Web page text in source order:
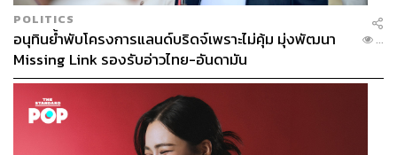
POLITICS
อนุทินย้ำพับโครงการแลนด์บริดจ์เพราะไม่คุ้ม มุ่งพัฒนา
Missing Link รองรับอ่าวไทย-อันดามัน
...